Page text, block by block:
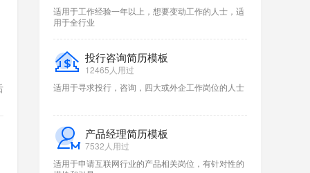
适用于工作经验一年以上，想要变动工作的人士，适
用于全行业
投行咨询简历模板
12465人用过
适用于寻求投行，咨询，四大或外企工作岗位的人士
产品经理简历模板
7532人用过
适用于申请互联网行业的产品相关岗位，有针对性的